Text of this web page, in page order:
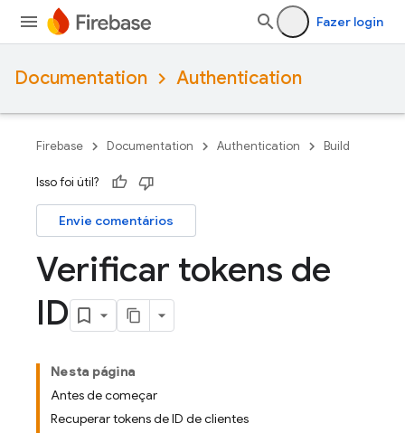
Fazer login
Documentation Authentication
Firebase Documentation Authentication Build
Isso foi útil?
Envie comentários
Verificar tokens de
ID
Nesta página
Antes de começar
Recuperar tokens de ID de clientes